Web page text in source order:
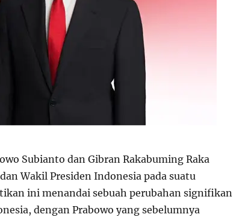
Subianto dan Gibran Rakabuming Raka
Wakil Presiden Indonesia pada suatu
ini menandai sebuah perubahan signifikan
dengan Prabowo yang sebelumnya